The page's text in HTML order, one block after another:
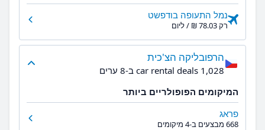
נמל התעופה בודפשט
רק ‏78.03 ‏₪ / ליום
הרפובליקה הצ'כית
1,028 car rental deals ב-8 ערים
המיקומים הפופולריים ביותר
פראג
668 מבצעים ב-4 מיקומים